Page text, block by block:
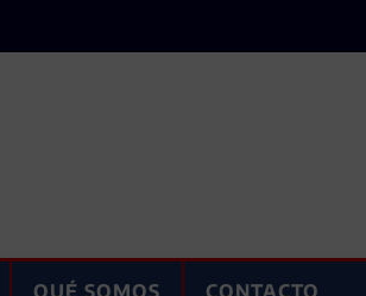
QUÉ SOMOS CONTACTO